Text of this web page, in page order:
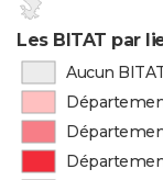
Les BITAT par
Aucun